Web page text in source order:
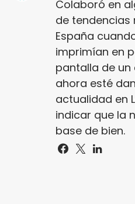
Colaboró en
de tendencias
España
imprimían en
pantalla de un
ahora esté
actualidad en
indicar que la
base de bien.